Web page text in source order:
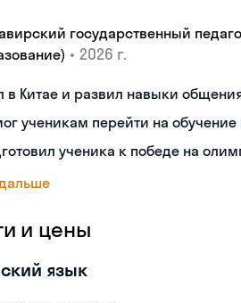
государственный
• 2026 г.
в Китае и развил навыки
ученикам перейти на
ученика к победе на
и цены
язык